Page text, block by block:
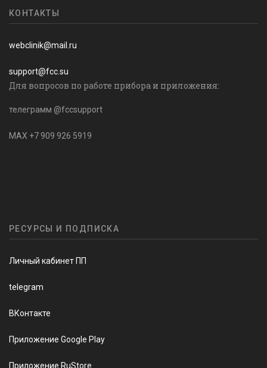
КОНТАКТЫ
webclinik@mail.ru
support@fcc.su
Для вопросов по работе прибора и приложения:
телеграмм @fccsupport
MAX +7 909 926 5919
РЕСУРСЫ И ПОДПИСКА
Личный кабинет ПП
telegram
ВКонтакте
Приложение Google Play
Приложение RuStore